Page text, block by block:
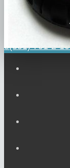
пр. Победы
8(351) 701-2-